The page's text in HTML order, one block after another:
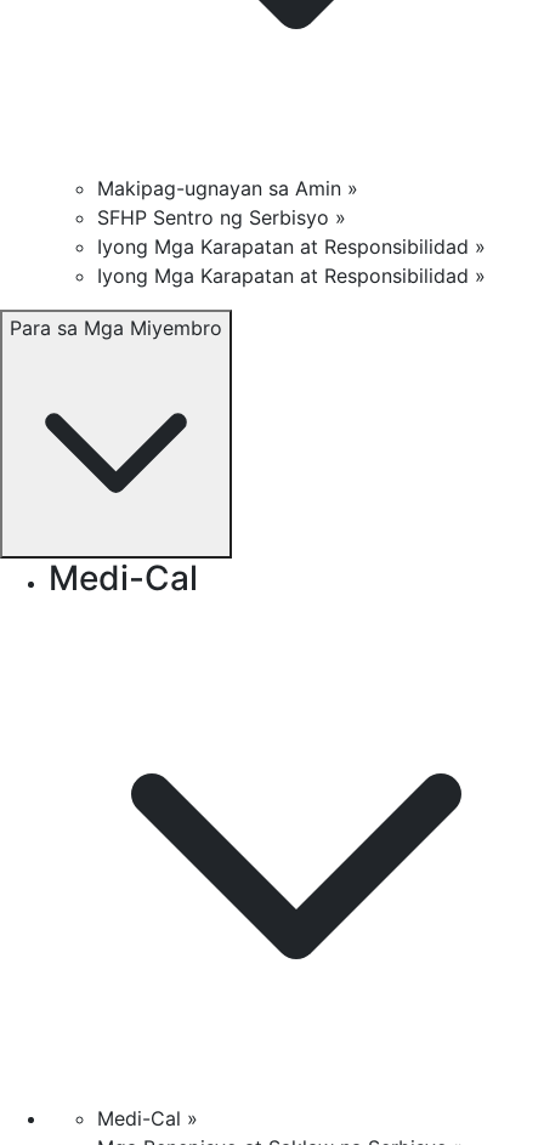
Makipag-ugnayan sa Amin »
SFHP Sentro ng Serbisyo »
Iyong Mga Karapatan at Responsibilidad »
Iyong Mga Karapatan at Responsibilidad »
Para sa Mga Miyembro
Medi-Cal
Medi-Cal »